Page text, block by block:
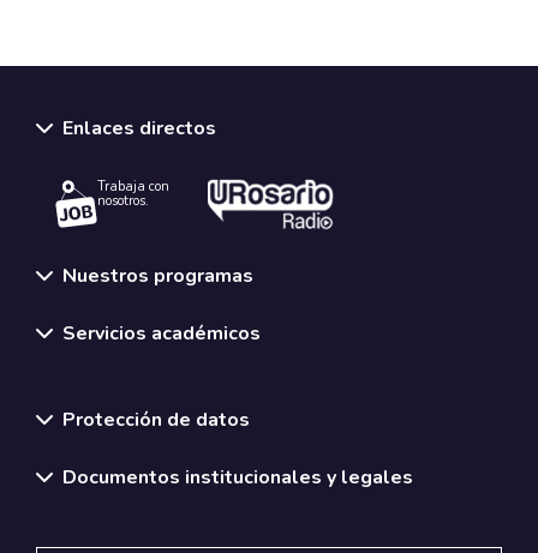
Enlaces directos
Trabaja con
nosotros.
Nuestros programas
Servicios académicos
Protección de datos
Documentos institucionales y legales